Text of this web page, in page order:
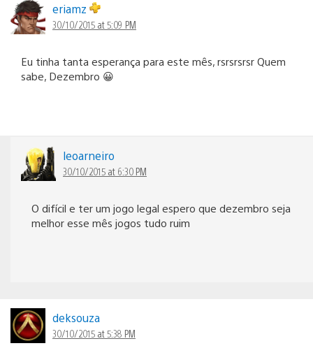
eriamz
30/10/2015 at 5:09 PM
Eu tinha tanta esperança para este mês, rsrsrsrsr Quem
sabe, Dezembro 😀
leoarneiro
30/10/2015 at 6:30 PM
O difícil e ter um jogo legal espero que dezembro seja
melhor esse mês jogos tudo ruim
deksouza
30/10/2015 at 5:38 PM